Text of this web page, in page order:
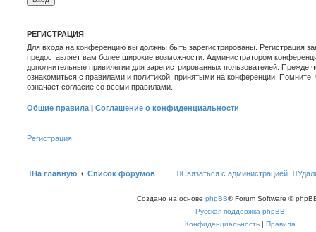
РЕГИСТРАЦИЯ
Для входа на конференцию вы должны быть зарегистрированы. Регистрация
предоставляет вам более широкие возможности. Администратором
дополнительные привилегии для зарегистрированных пользователей. Прежде
ознакомиться с правилами и политикой, принятыми на конференции.
означает согласие со всеми правилами.
Общие правила | Соглашение о конфиденциальности
Регистрация
На главную Список форумов Связаться с администрацией
Создано на основе phpBB® Forum Software ©
Русская поддержка phpBB
Конфиденциальность | Правила